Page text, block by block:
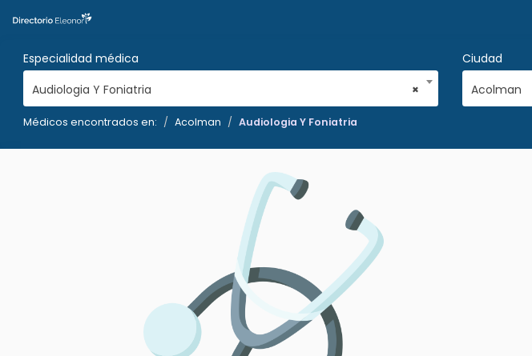
Especialidad médica
×
Audiologia Y Foniatria
Ciudad
Acolman
Médicos encontrados en: Acolman Audiologia Y Foniatria